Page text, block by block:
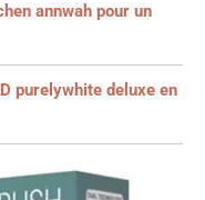
annwah pour un
purelywhite deluxe en